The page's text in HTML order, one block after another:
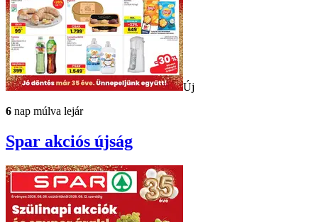
Új
6 nap múlva lejár
Spar akciós újság